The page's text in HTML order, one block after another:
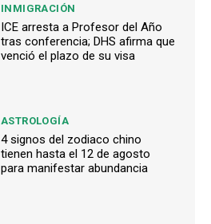
INMIGRACIÓN
ICE arresta a Profesor del Año
tras conferencia; DHS afirma que
venció el plazo de su visa
ASTROLOGÍA
4 signos del zodiaco chino
tienen hasta el 12 de agosto
para manifestar abundancia